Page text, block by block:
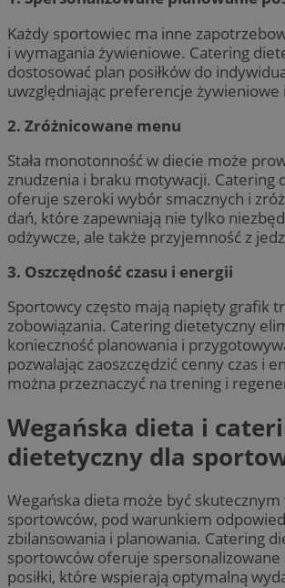
Każdy sportowiec ma inne
i wymagania żywieniowe. Catering
dostosować plan posiłków do
uwzględniając preferencje żywieniowe
2. Zróżnicowane menu
Stała monotonność w diecie może
znudzenia i braku motywacji. Catering
oferuje szeroki wybór smacznych i
dań, które zapewniają nie tylko
odżywcze, ale także przyjemność z
3. Oszczędność czasu i energii
Sportowcy często mają napięty grafik
zobowiązania. Catering dietetyczny
konieczność planowania i
pozwalając zaoszczędzić cenny czas i
można przeznaczyć na trening i
Wegańska dieta i
dietetyczny dla
Wegańska dieta może być
sportowców, pod warunkiem
zbilansowania i planowania. Catering
sportowców oferuje spersonalizowane
posiłki, które wspierają optymalną